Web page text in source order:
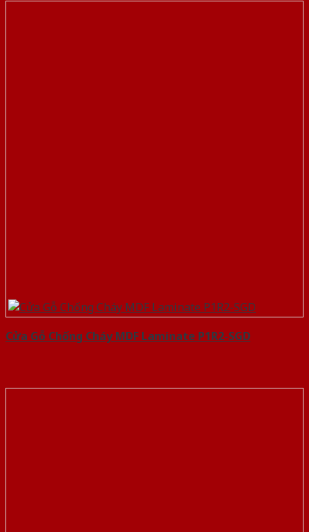
Cửa Gỗ Chống Cháy MDF Laminate P1R2-SGD